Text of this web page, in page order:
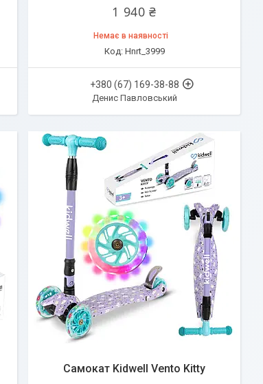
1 940 ₴
Немає в наявності
Hnrt_3999
+380 (67) 169-38-88
Денис Павловський
Самокат Kidwell Vento Kitty